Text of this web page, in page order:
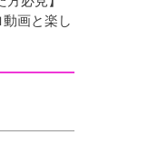
画と楽し